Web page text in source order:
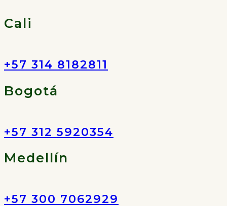
Cali
+57 314 8182811
Bogotá
+57 312 5920354
Medellín
+57 300 7062929